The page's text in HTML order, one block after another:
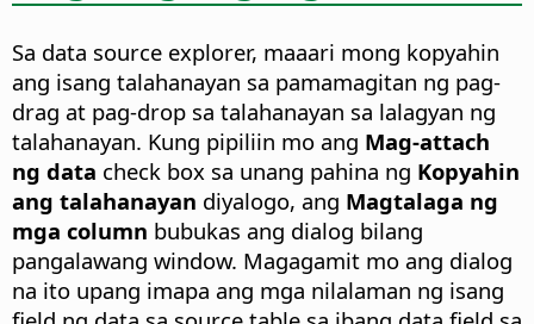
Sa data source explorer, maaari mong kopyahin
ang isang talahanayan sa pamamagitan ng pag-
drag at pag-drop sa talahanayan sa lalagyan ng
talahanayan. Kung pipiliin mo ang Mag-attach
ng data check box sa unang pahina ng Kopyahin
ang talahanayan diyalogo, ang Magtalaga ng
mga column bubukas ang dialog bilang
pangalawang window. Magagamit mo ang dialog
na ito upang imapa ang mga nilalaman ng isang